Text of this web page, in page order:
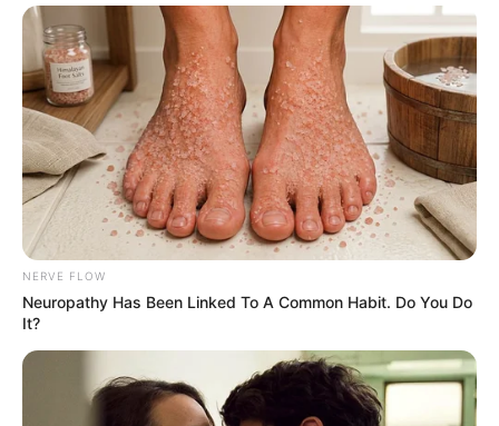
NERVE FLOW
Neuropathy Has Been Linked To A Common Habit. Do You Do
It?